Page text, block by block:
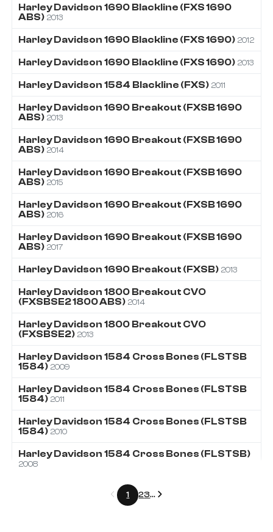
Harley Davidson 1690 Blackline (FXS 1690
ABS) 2013
Harley Davidson 1690 Blackline (FXS 1690) 2012
Harley Davidson 1690 Blackline (FXS 1690) 2013
Harley Davidson 1584 Blackline (FXS) 2011
Harley Davidson 1690 Breakout (FXSB 1690
ABS) 2013
Harley Davidson 1690 Breakout (FXSB 1690
ABS) 2014
Harley Davidson 1690 Breakout (FXSB 1690
ABS) 2015
Harley Davidson 1690 Breakout (FXSB 1690
ABS) 2016
Harley Davidson 1690 Breakout (FXSB 1690
ABS) 2017
Harley Davidson 1690 Breakout (FXSB) 2013
Harley Davidson 1800 Breakout CVO
(FXSBSE2 1800 ABS) 2014
Harley Davidson 1800 Breakout CVO
(FXSBSE2) 2013
Harley Davidson 1584 Cross Bones (FLSTSB
1584) 2009
Harley Davidson 1584 Cross Bones (FLSTSB
1584) 2011
Harley Davidson 1584 Cross Bones (FLSTSB
1584) 2010
Harley Davidson 1584 Cross Bones (FLSTSB)
2008
Précédent
1 23... Suivant